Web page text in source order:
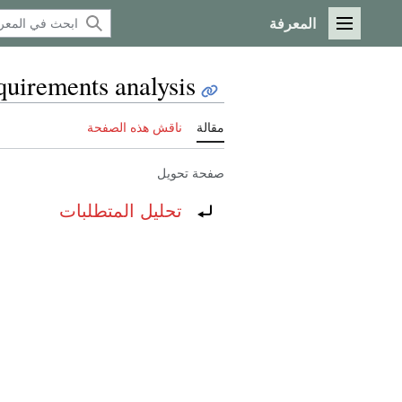
القائمة الرئيسية
المعرفة
analysis
مقالة ناقش هذه الصفحة
صفحة تحويل
تحويل إلى:تحليل المتطلبات